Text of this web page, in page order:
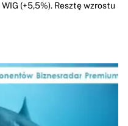
(+5,5%). Resztę wzrostu